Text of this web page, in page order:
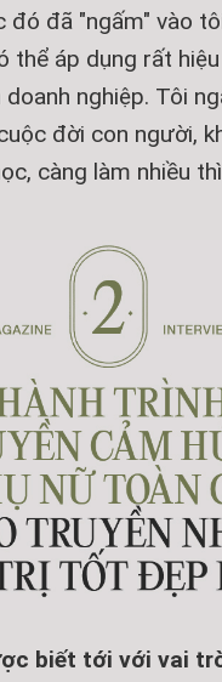
đó đã "ngấm" vào
thể áp dụng rất
doanh nghiệp. Tôi
đời con người,
càng làm nhiều
biết tới với vai